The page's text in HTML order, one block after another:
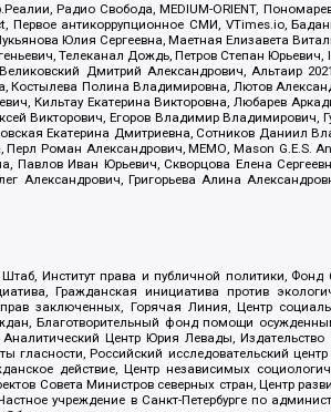
Радио Свобода, MEDIUM-ORIENT,
антикоррупционное СМИ, VTimes.io,
Юлия Сергеевна, Маетная Елизавета
Телеканал Дождь, Петров Степан
Дмитрий Александрович, Альтаир
Костылева Полина Владимировна, Лютов
Кильтау Екатерина Викторовна, Любарев
Викторович, Егоров Владимир Владимирович,
Екатерина Дмитриевна, Сотников Даниил
Перл Роман Александрович, МЕМО, Mason G.E.S.
Павлов Иван Юрьевич, Скворцова Елена
Александрович, Григорьева Алина
Институт права и публичной политики, Фонд
Гражданская инициатива против
заключенных, Горячая Линия, Центр
Благотворительный фонд помощи
Центр Юрия Левады,
Российский исследовательский
действие, Центр независимых
Совета Министров северных стран, Центр
учреждение в Санкт-Петербурге по